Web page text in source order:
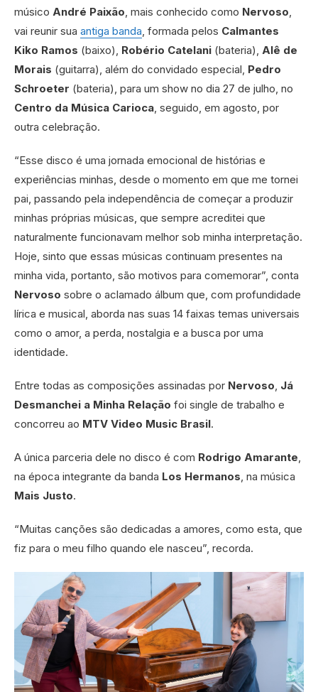
músico André Paixão , mais conhecido como Nervoso
vai reunir sua antiga banda , formada pelos Calmantes
Kiko Ramos (baixo), Robério Catelani (bateria), Alê de
Morais (guitarra), além do convidado especial, Pedro
Schroeter (bateria), para um show no dia 27 de julho, no
Centro da Música Carioca , seguido, em agosto, por
outra celebração.
“Esse disco é uma jornada emocional de histórias e
experiências minhas, desde o momento em que me tornei
pai, passando pela independência de começar a produzir
minhas próprias músicas, que sempre acreditei que
naturalmente funcionavam melhor sob minha interpretação.
Hoje, sinto que essas músicas continuam presentes na
minha vida, portanto, são motivos para comemorar”, conta
Nervoso sobre o aclamado álbum que, com profundidade
lírica e musical, aborda nas suas 14 faixas temas universais
como o amor, a perda, nostalgia e a busca por uma
identidade.
Entre todas as composições assinadas por Nervoso Já
Desmanchei a Minha Relação foi single de trabalho e
concorreu ao MTV Video Music Brasil.
A única parceria dele no disco é com Rodrigo Amarante
na época integrante da banda Los Hermanos , na música
Mais Justo.
“Muitas canções são dedicadas a amores, como esta, que
fiz para o meu filho quando ele nasceu”, recorda.